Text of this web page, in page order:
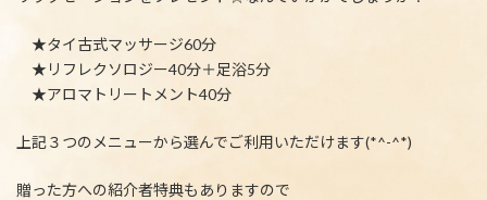
★タイ古式マッサージ60分
★リフレクソロジー40分＋足浴5分
★アロマトリートメント40分
上記３つのメニューから選んでご利用いただけます(*^-^*)
贈った方への紹介者特典もありますので